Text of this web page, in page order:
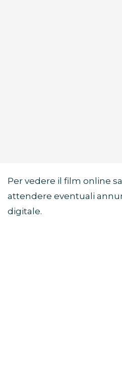
Per vedere il film online
attendere eventuali
digitale.